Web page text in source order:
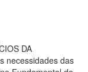
DA
necessidades das